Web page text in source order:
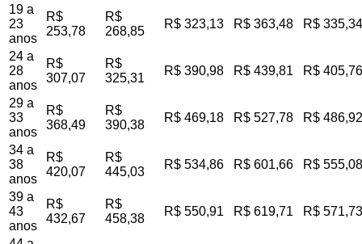
19 a
23
anos
R$
253,78
R$
268,85
R$ 323,13 R$ 363,48 R$ 335,34
24 a
28
anos
R$
307,07
R$
325,31
R$ 390,98 R$ 439,81 R$ 405,76
29 a
33
anos
R$
368,49
R$
390,38
R$ 469,18 R$ 527,78 R$ 486,92
34 a
38
anos
R$
420,07
R$
445,03
R$ 534,86 R$ 601,66 R$ 555,08
39 a
43
anos
R$
432,67
R$
458,38
R$ 550,91 R$ 619,71 R$ 571,73